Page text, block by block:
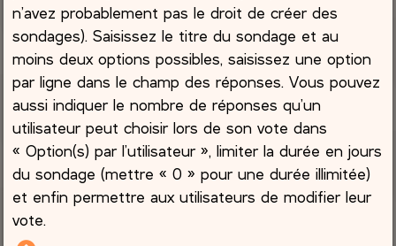
n’avez probablement pas le droit de créer des
sondages). Saisissez le titre du sondage et au
moins deux options possibles, saisissez une option
par ligne dans le champ des réponses. Vous pouvez
aussi indiquer le nombre de réponses qu’un
utilisateur peut choisir lors de son vote dans
« Option(s) par l’utilisateur », limiter la durée en jours
du sondage (mettre « 0 » pour une durée illimitée)
et enfin permettre aux utilisateurs de modifier leur
vote.